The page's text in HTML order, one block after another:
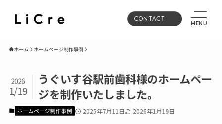
CONTACT
MENU
ホーム ホームページ制作事例
うぐいす谷駅前歯科様のホームペー
ジを制作いたしました。
2026
1/19
ホームページ制作事例 2025年7月11日 2026年1月19日